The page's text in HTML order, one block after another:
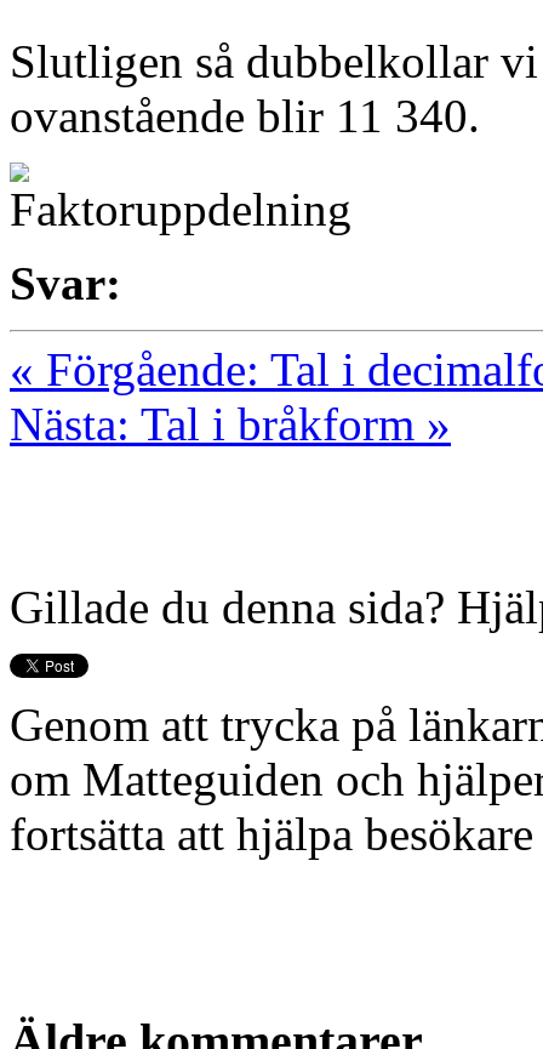
Slutligen så dubbelkollar
ovanstående blir 11 340.
Svar:
« Förgående: Tal i
Nästa: Tal i bråkform »
Gillade du denna sida?
Genom att trycka på
om Matteguiden och
fortsätta att hjälpa